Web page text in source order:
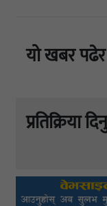
यो खबर
प्रतिक्रिया